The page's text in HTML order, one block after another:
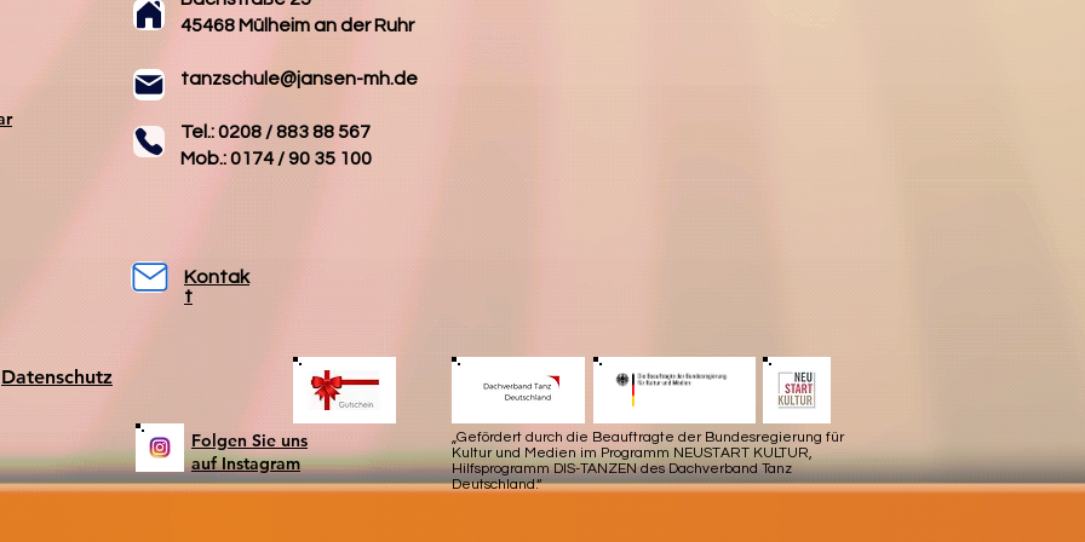
45468 Mülheim an der Ruhr
tanzschule@jansen-mh.de
Tel.: 0208 / 883 88 567
Mob.: 0174 / 90 35 100
Kontak
t
Datenschutz
Folgen Sie uns
auf Instagram
„Gefördert durch die Beauftragte der Bundesregierung für
Kultur und Medien im Programm NEUSTART KULTUR,
Hilfsprogramm DIS-TANZEN des Dachverband Tanz
Deutschland.“